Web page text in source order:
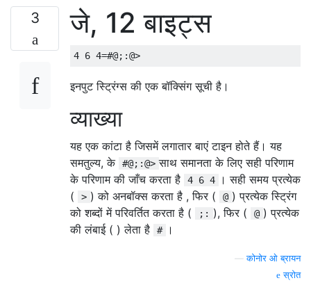
3 जे, 12 बाइट्स
इनपुट स्ट्रिंग्स की एक बॉक्सिंग सूची है।
व्याख्या
यह एक कांटा है जिसमें लगातार बाएं टाइन होते हैं। यह
समतुल्य, के #@;:@> साथ समानता के लिए सही परिणाम
के परिणाम की जाँच करता है
4 6 4
। सही समय प्रत्येक
(
> ) को अनबॉक्स करता है , फिर ( @ ) प्रत्येक स्ट्रिंग
को शब्दों में परिवर्तित करता है (
;: ), फिर ( @ ) प्रत्येक
की लंबाई ( ) लेता है
# ।
—कोनोर ओ ब्रायन
स्रोत